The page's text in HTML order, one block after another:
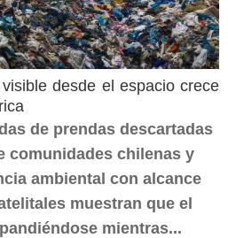
desde el espacio crece
de prendas descartadas
comunidades chilenas y
ambiental con alcance
muestran que el
mientras...